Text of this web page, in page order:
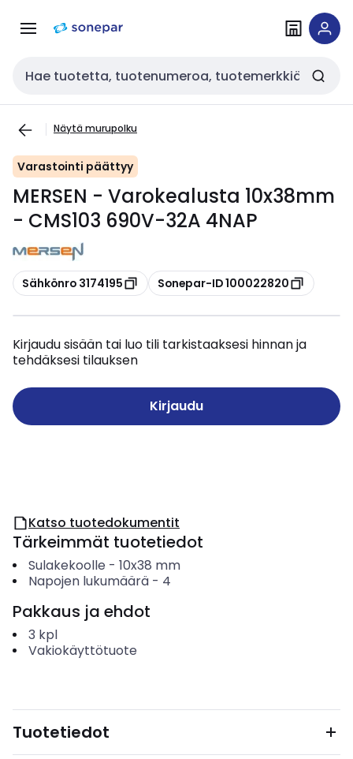
navigointiinsisältöön
Haku
Näytä murupolku
Varastointi päättyy
MERSEN - Varokealusta 10x38mm
- CMS103 690V-32A 4NAP
Kopioi
Sähkönro 3174195 Kopioi
Sonepar-ID 100022820
Kirjaudu sisään tai luo tili tarkistaaksesi hinnan ja
tehdäksesi tilauksen
Kirjaudu
Katso tuotedokumentit
Tärkeimmät tuotetiedot
Sulakekoolle - 10x38 mm
Napojen lukumäärä- 4
Pakkaus ja ehdot
3 kpl
Vakiokäyttötuote
Tuotetiedot